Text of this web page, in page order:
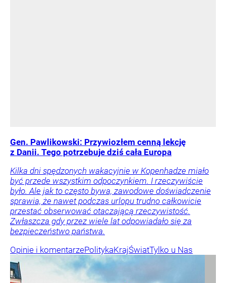
Gen. Pawlikowski: Przywiozłem cenną lekcję
z Danii. Tego potrzebuje dziś cała Europa
Kilka dni spędzonych wakacyjnie w Kopenhadze miało
być przede wszystkim odpoczynkiem. I rzeczywiście
było. Ale jak to często bywa, zawodowe doświadczenie
sprawia, że nawet podczas urlopu trudno całkowicie
przestać obserwować otaczającą rzeczywistość.
Zwłaszcza gdy przez wiele lat odpowiadało się za
bezpieczeństwo państwa.
Opinie i komentarzePolitykaKrajŚwiatTylko u Nas